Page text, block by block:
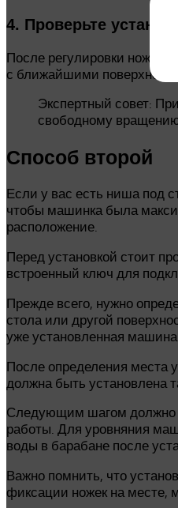
4. Проверьте
После регулировки ножек
с ближайшими
Экспертный совет:
свободному
Способ второй
Если у вас есть ниша под
чтобы машинка была
расположение.
Перед установкой стоит
встроенный ключ для
Прежде всего, нужно
стола или другой
уже установленная
После определения места
должна быть установлена
Следующим шагом должно
работы. Для уровняния
воды в барабане после
Важно помнить, что
фиксации ножек на месте,